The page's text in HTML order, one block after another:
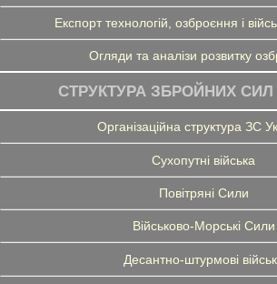
Експорт технологій, озброєння і
Огляди та аналізи розвитку
СТРУКТУРА ЗБРОЙНИХ СИЛ
Організаційна структура ЗС
Сухопутні війська
Повітряні Сили
Військово-Морські Сили
Десантно-штурмові